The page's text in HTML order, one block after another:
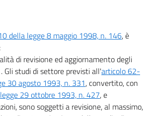
della legge 8 maggio 1998, n. 146, è
di revisione ed aggiornamento degli
Gli studi di settore previsti all'articolo 62-
30 agosto 1993, n. 331, convertito, con
legge 29 ottobre 1993, n. 427, e
sono soggetti a revisione, al massimo,